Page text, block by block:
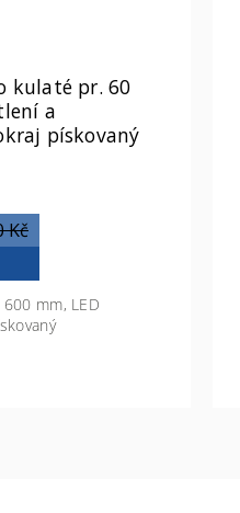
kulaté pr. 60
a
pískovaný
Kč
mm, LED